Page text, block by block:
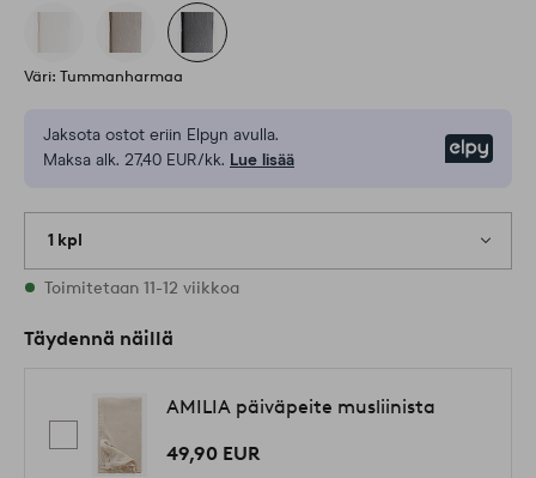
Väri: Tummanharmaa
Jaksota ostot eriin Elpyn avulla.
Maksa alk. 27,40 EUR/kk. Lue lisää
1 kpl
Varastossa
Toimitetaan 11-12 viikkoa
Täydennä näillä
AMILIA päiväpeite musliinista
49,90 EUR